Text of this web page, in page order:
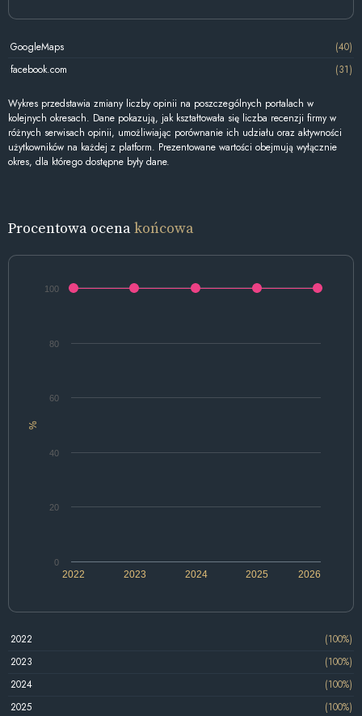
GoogleMaps
(40)
facebook.com
(31)
Wykres przedstawia zmiany liczby opinii na poszczególnych portalach w
kolejnych okresach. Dane pokazują, jak kształtowała się liczba recenzji firmy w
różnych serwisach opinii, umożliwiając porównanie ich udziału oraz aktywności
użytkowników na każdej z platform. Prezentowane wartości obejmują wyłącznie
okres, dla którego dostępne były dane.
Procentowa ocenakońcowa
%
2022 2024 2026
2023 2025
0
20
40
60
80
100
2022
(100%)
2023
(100%)
2024
(100%)
2025
(100%)